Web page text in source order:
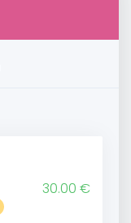
30.00 €